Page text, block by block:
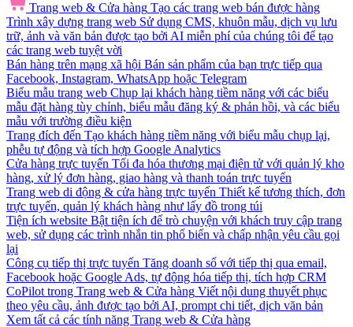
Trang web & Cửa hàng Tạo các trang web bán được hàng
Trình xây dựng trang web Sử dụng CMS, khuôn mẫu, dịch vụ lưu
trữ, ảnh và văn bản được tạo bởi AI miễn phí của chúng tôi để tạo
các trang web tuyệt vời
Bán hàng trên mạng xã hội Bán sản phẩm của bạn trực tiếp qua
Facebook, Instagram, WhatsApp hoặc Telegram
Biểu mẫu trang web Chụp lại khách hàng tiềm năng với các biểu
mẫu đặt hàng tùy chỉnh, biểu mẫu đăng ký & phản hồi, và các biểu
mẫu với trường điều kiện
Trang đích đến Tạo khách hàng tiềm năng với biểu mẫu chụp lại,
phễu tự động và tích hợp Google Analytics
Cửa hàng trực tuyến Tối đa hóa thương mại điện tử với quản lý kho
hàng, xử lý đơn hàng, giao hàng và thanh toán trực tuyến
Trang web di động & cửa hàng trực tuyến Thiết kế tương thích, đơn
trực tuyến, quản lý khách hàng như lấy đồ trong túi
Tiện ích website Bật tiện ích để trò chuyện với khách truy cập trang
web, sử dụng các trình nhắn tin phổ biến và chấp nhận yêu cầu gọi
lại
Công cụ tiếp thị trực tuyến Tăng doanh số với tiếp thị qua email,
Facebook hoặc Google Ads, tự động hóa tiếp thị, tích hợp CRM
CoPilot trong Trang web & Cửa hàng Viết nội dung thuyết phục
theo yêu cầu, ảnh được tạo bởi AI, prompt chi tiết, dịch văn bản
Xem tất cả các tính năng Trang web & Cửa hàng